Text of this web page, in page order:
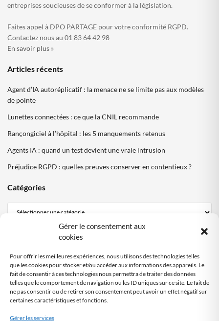
Gérer le consentement aux
cookies
Pour offrir les meilleures expériences, nous utilisons des technologies telles
que les cookies pour stocker et/ou accéder aux informations des appareils. Le
fait de consentir à ces technologies nous permettra de traiter des données
telles que le comportement de navigation ou les ID uniques sur ce site. Le fait de
ne pas consentir ou de retirer son consentement peut avoir un effet négatif sur
certaines caractéristiques et fonctions.
Gérer les services
entreprises soucieuses de se conformer à la législation.
Faites appel à DPO PARTAGE pour votre conformité RGPD.
Contactez nous au 01 83 64 42 98
En savoir plus »
Articles récents
Agent d’IA autoréplicatif : la menace ne se limite pas aux modèles
de pointe
Lunettes connectées : ce que la CNIL recommande
Rançongiciel à l’hôpital : les 5 manquements retenus
Agents IA : quand un test devient une vraie intrusion
Préjudice RGPD : quelles preuves conserver en contentieux ?
Catégories
Mentions Légales
Politique cookies DPO Partagé
Nous contacter